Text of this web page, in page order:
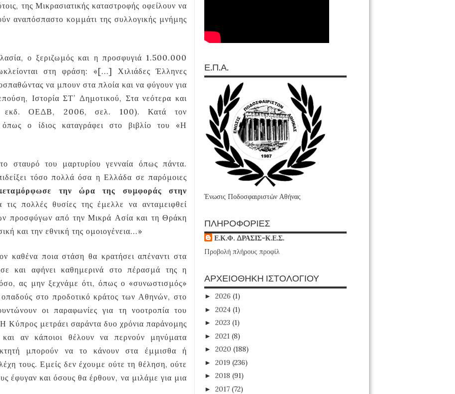
της Μικρασιατικής καταστροφής οφείλουν να
αναπόσπαστο κομμάτι της συλλογικής μνήμης
ο ξεριζωμός και η προσφυγιά 1.500.000
στη φράση: «[...] Χιλιάδες Έλληνες
να μπουν στα πλοία και να φύγουν για
Ιστορία ΣΤ’ Δημοτικού, Στα νεότερα και
εκδ. ΟΕΔΒ, 2006, σελ. 100). Κατά τον
ο ίδιος καταγράφει στο βιβλίο του «Η
του μαρτυρίου γενναία όπως πάντα.
τόσο πολλά όσα η Ελλάδα σε παρόμοιες
την ώρα της συμφοράς στην
τις πολλές θυσίες της έμελλε να ανταμειφθεί
προσφύγων από την Μικρά Ασία και τη Θράκη
και την εθνική της ομοιογένεια...»
καθένα ποια στάση θα κρατήσει απέναντι στα
και αφήνει καθημερινά στο πέρασμά της η
ας μην ξεχνάμε ότι, όπως ο «συνωστισμός»
οπαδούς στο προδοτικό κράτος των Αθηνών, στο
οι παραφωνίες για τη νοοτροπία του
Κύπρος μετράει σαράντα δυο χρόνια παράνομης
και αν κάποιοι θέλουν να περνούν μηνύματα
μπορούν να το κάνουν στα έμμισθα ή
τους. Εμείς δεν έχουμε ούτε τη θέληση, ούτε
έφυγαν και όσους θα έρθουν, να μιλάμε για μια
Ε.Π.Α.
Ένωσις Ποδοσφαιριστών Αθήνας
ΠΛΗΡΟΦΟΡΙΕΣ
Ε.Κ.Φ. ΔΡΑΣΙΣ-Κ.Ε.Σ.
Προβολή πλήρους προφίλ
ΑΡΧΕΙΟΘΗΚΗ ΙΣΤΟΛΟΓΙΟΥ
► 2026 (1)
► 2024 (1)
► 2023 (1)
► 2021 (8)
► 2020 (188)
► 2019 (236)
► 2018 (91)
► 2017 (72)